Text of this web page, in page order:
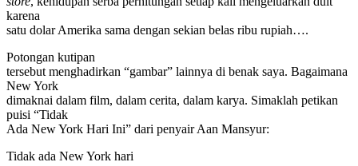
karena
satu dolar Amerika sama dengan sekian belas ribu rupiah….
Potongan kutipan
tersebut menghadirkan “gambar” lainnya di benak saya. Bagaimana
New York
dimaknai dalam film, dalam cerita, dalam karya. Simaklah petikan
puisi “Tidak
Ada New York Hari Ini” dari penyair Aan Mansyur:
Tidak ada New York hari